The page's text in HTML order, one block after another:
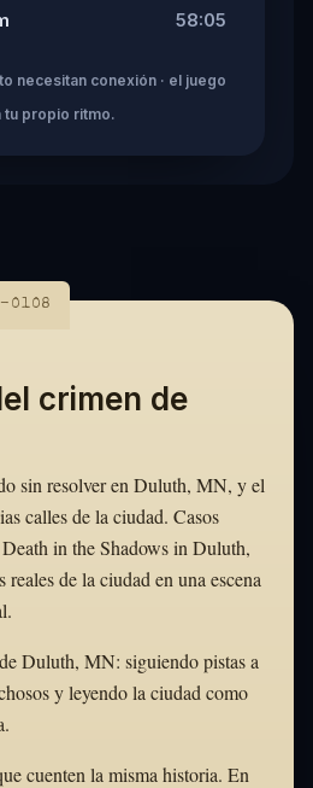
58:05
necesitan conexión · el juego
tu propio ritmo.
0108
crimen de
sin resolver en Duluth, MN, y el
calles de la ciudad. Casos
in the Shadows in Duluth,
de la ciudad en una escena
Duluth, MN: siguiendo pistas a
y leyendo la ciudad como
cuenten la misma historia. En